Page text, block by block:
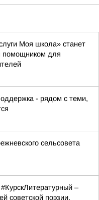
Моя школа» станет
для
- рядом с теми,
сельсовета
–
советской поэзии,